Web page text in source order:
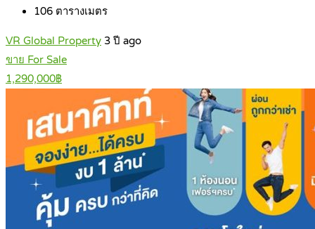
106 ตารางเมตร
VR Global Property 3 ปี ago
ขาย For Sale
1,290,000฿